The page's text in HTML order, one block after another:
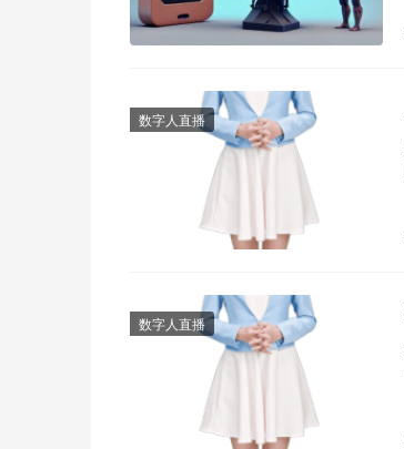
数字人直播
数字人直播